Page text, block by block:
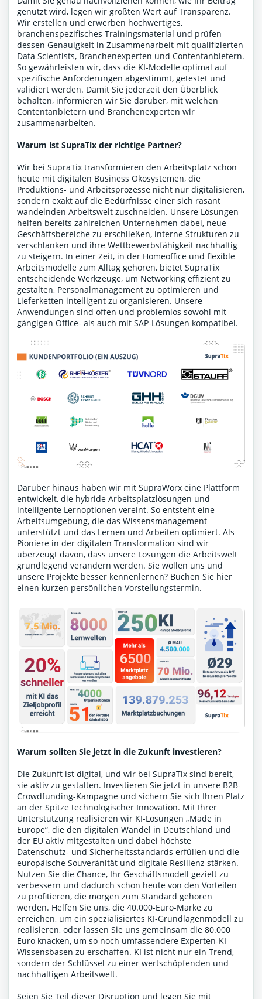
genutzt wird, legen wir größten Wert auf Transparenz.
Wir erstellen und erwerben hochwertiges,
branchenspezifisches Trainingsmaterial und prüfen
dessen Genauigkeit in Zusammenarbeit mit qualifizierten
Data Scientists, Branchenexperten und Contentanbietern.
So gewährleisten wir, dass die KI-Modelle optimal auf
spezifische Anforderungen abgestimmt, getestet und
validiert werden. Damit Sie jederzeit den Überblick
behalten, informieren wir Sie darüber, mit welchen
Contentanbietern und Branchenexperten wir
zusammenarbeiten.
Warum ist SupraTix der richtige Partner?
Wir bei SupraTix transformieren den Arbeitsplatz schon
heute mit digitalen Business Ökosystemen, die
Produktions- und Arbeitsprozesse nicht nur digitalisieren,
sondern exakt auf die Bedürfnisse einer sich rasant
wandelnden Arbeitswelt zuschneiden. Unsere Lösungen
helfen bereits zahlreichen Unternehmen dabei, neue
Geschäftsbereiche zu erschließen, interne Strukturen zu
verschlanken und ihre Wettbewerbsfähigkeit nachhaltig
zu steigern. In einer Zeit, in der Homeoffice und flexible
Arbeitsmodelle zum Alltag gehören, bietet SupraTix
entscheidende Werkzeuge, um Networking effizient zu
gestalten, Personalmanagement zu optimieren und
Lieferketten intelligent zu organisieren. Unsere
Anwendungen sind offen und problemlos sowohl mit
gängigen Office- als auch mit SAP-Lösungen kompatibel.
Darüber hinaus haben wir mit SupraWorx eine Plattform
entwickelt, die hybride Arbeitsplatzlösungen und
intelligente Lernoptionen vereint. So entsteht eine
Arbeitsumgebung, die das Wissensmanagement
unterstützt und das Lernen und Arbeiten optimiert. Als
Pioniere in der digitalen Transformation sind wir
überzeugt davon, dass unsere Lösungen die Arbeitswelt
grundlegend verändern werden. Sie wollen uns und
unsere Projekte besser kennenlernen? Buchen Sie hier
einen kurzen persönlichen Vorstellungstermin.
Warum sollten Sie jetzt in die Zukunft investieren?
Die Zukunft ist digital, und wir bei SupraTix sind bereit,
sie aktiv zu gestalten. Investieren Sie jetzt in unsere B2B-
Crowdfunding-Kampagne und sichern Sie sich Ihren Platz
an der Spitze technologischer Innovation. Mit Ihrer
Unterstützung realisieren wir KI-Lösungen „Made in
Europe“, die den digitalen Wandel in Deutschland und
der EU aktiv mitgestalten und dabei höchste
Datenschutz- und Sicherheitsstandards erfüllen und die
europäische Souveränität und digitale Resilienz stärken.
Nutzen Sie die Chance, Ihr Geschäftsmodell gezielt zu
verbessern und dadurch schon heute von den Vorteilen
zu profitieren, die morgen zum Standard gehören
werden. Helfen Sie uns, die 40.000-Euro-Marke zu
erreichen, um ein spezialisiertes KI-Grundlagenmodell zu
realisieren, oder lassen Sie uns gemeinsam die 80.000
Euro knacken, um so noch umfassendere Experten-KI
Wissensbasen zu erschaffen. KI ist nicht nur ein Trend,
sondern der Schlüssel zu einer wertschöpfenden und
nachhaltigen Arbeitswelt.
Seien Sie Teil dieser Disruption und legen Sie mit